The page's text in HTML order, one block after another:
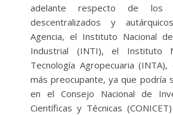
adelante respecto de los
descentralizados y
Agencia, el Instituto Nacional
Industrial (INTI), el Instituto
Tecnología Agropecuaria
más preocupante, ya que podría
en el Consejo Nacional de
Científicas y Técnicas